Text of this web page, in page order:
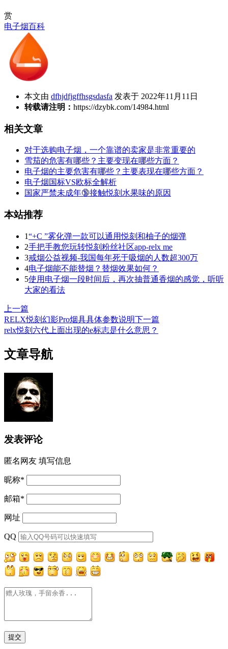
赏
电子烟百科
本文由 dfhjdfjgffhsgsdasfa 发表于 2022年11月11日
转载请注明： https://dzybk.com/14984.html
相关文章
对于选购电子烟，一个靠谱的卖家是非常重要的
雪茄的危害有哪些？主要变现在哪些方面？
电子烟的主要危害有哪些？主要表现在哪些方面？
电子烟国标VS欧标全解析
国家严禁未成年🔞接触悦刻水果味的原因
本站推荐
1“+C ”雾化弹一款可以通用悦刻和柚子的烟弹
2手把手教您玩转悦刻粉丝社区app-relx me
3戒烟公益视频-我国每年死于吸烟的人数超300万
4电子烟能不能替烟？替烟效果如何？
5使用电子烟一段时间后，再次抽普通香烟的感觉，听听
大家的看法
上一篇
RELX悦刻幻影Pro烟具具体参数说明下一篇
relx悦刻六代上面出现的e标志是什么意思？
文章导航
发表评论
匿名网友 填写信息
昵称*
邮箱*
网址
QQ